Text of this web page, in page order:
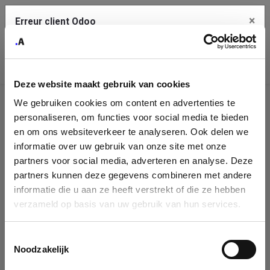
Deze website maakt gebruik van cookies
We gebruiken cookies om content en advertenties te
personaliseren, om functies voor social media te bieden
en om ons websiteverkeer te analyseren. Ook delen we
informatie over uw gebruik van onze site met onze
partners voor social media, adverteren en analyse. Deze
partners kunnen deze gegevens combineren met andere
informatie die u aan ze heeft verstrekt of die ze hebben
verzameld op basis van uw gebruik van hun services.
Noodzakelijk
Identification
de
l'entreprise
Please fill in your company details
form. If you don't find your company in our database, you can create
a new company record with the button below.
Erreur client Odoo ×
Une erreur s'est produite
Utilisez le bouton Copier pour reporter cette erreur à votre
service de support.
Voir les détails
Ok